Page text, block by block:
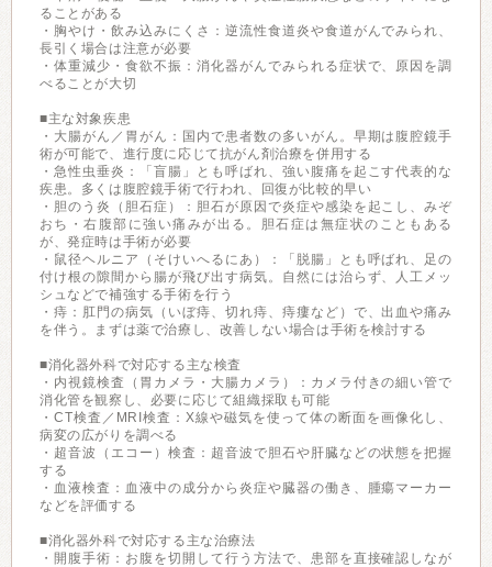
ることがある
・胸やけ・飲み込みにくさ：逆流性食道炎や食道がんでみられ、
長引く場合は注意が必要
・体重減少・食欲不振：消化器がんでみられる症状で、原因を調
べることが大切
■主な対象疾患
・大腸がん／胃がん：国内で患者数の多いがん。早期は腹腔鏡手
術が可能で、進行度に応じて抗がん剤治療を併用する
・急性虫垂炎：「盲腸」とも呼ばれ、強い腹痛を起こす代表的な
疾患。多くは腹腔鏡手術で行われ、回復が比較的早い
・胆のう炎（胆石症）：胆石が原因で炎症や感染を起こし、みぞ
おち・右腹部に強い痛みが出る。胆石症は無症状のこともある
が、発症時は手術が必要
・鼠径ヘルニア（そけいへるにあ）：「脱腸」とも呼ばれ、足の
付け根の隙間から腸が飛び出す病気。自然には治らず、人工メッ
シュなどで補強する手術を行う
・痔：肛門の病気（いぼ痔、切れ痔、痔瘻など）で、出血や痛み
を伴う。まずは薬で治療し、改善しない場合は手術を検討する
■消化器外科で対応する主な検査
・内視鏡検査（胃カメラ・大腸カメラ）：カメラ付きの細い管で
消化管を観察し、必要に応じて組織採取も可能
・CT検査／MRI検査：X線や磁気を使って体の断面を画像化し、
病変の広がりを調べる
・超音波（エコー）検査：超音波で胆石や肝臓などの状態を把握
する
・血液検査：血液中の成分から炎症や臓器の働き、腫瘍マーカー
などを評価する
■消化器外科で対応する主な治療法
・開腹手術：お腹を切開して行う方法で、患部を直接確認しなが